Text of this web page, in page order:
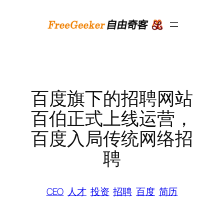
百度旗下的招聘网站
百伯正式上线运营，
百度入局传统网络招
聘
CEO 人才 投资 招聘 百度 简历